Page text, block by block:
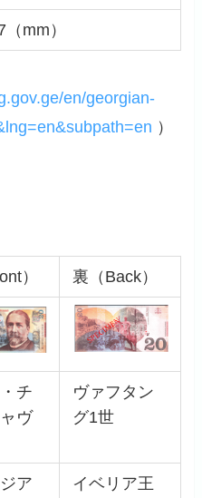
mm）
en/georgian-
）
） 裏（Back）
チ
ヴ
ヴァフタン
グ1世
ア
イベリア王